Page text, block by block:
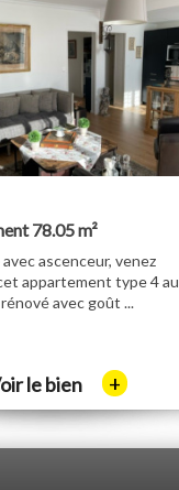
78.05 m²
ascenceur, venez
appartement type 4 au
avec goût ...
le bien +